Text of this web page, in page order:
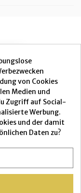
undzzgl.
PET/CONTE |
Rhein | +41 79 404
von Cookies
Medien und
Zugriff auf Social-
Werbung.
und der damit
Daten zu?